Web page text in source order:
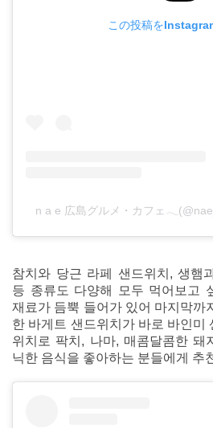
この投稿を
n a e 広島グルメ・カフェ
참치와 당근 라페 샌드위치, 생햄
등 종류도 다양해 모두 먹어보고
재료가 듬뿍 들어가 있어 마지막까
한 바게트 샌드위치가 바로 바인미
위치로 팍치, 나마, 매콤달콤한 돼
닉한 음식을 좋아하는 분들에게 추